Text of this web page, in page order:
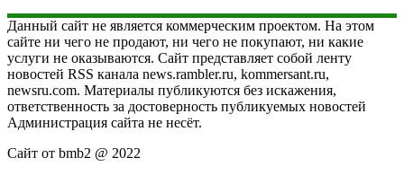
Данный сайт не является коммерческим проектом. На этом
сайте ни чего не продают, ни чего не покупают, ни какие
услуги не оказываются. Сайт представляет собой ленту
новостей RSS канала news.rambler.ru, kommersant.ru,
newsru.com. Материалы публикуются без искажения,
ответственность за достоверность публикуемых новостей
Администрация сайта не несёт.
Сайт от bmb2 @ 2022